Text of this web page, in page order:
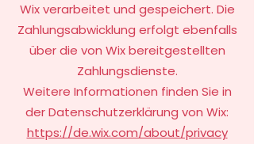
Wix verarbeitet und gespeichert. Die
Zahlungsabwicklung erfolgt ebenfalls
über die von Wix bereitgestellten
Zahlungsdienste.
Weitere Informationen finden Sie in
der Datenschutzerklärung von Wix:
https://de.wix.com/about/privacy